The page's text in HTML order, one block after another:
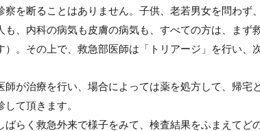
察を断ることはありません。子供、老若男女を問わず
も、内科の病気も皮膚の病気も、すべての方は、まず
。その上で、救急部医師は「トリアージ」を行い、
師が治療を行い、場合によっては薬を処方して、帰宅
て頂きます。
らく救急外来で様子をみて、検査結果をふまえてど